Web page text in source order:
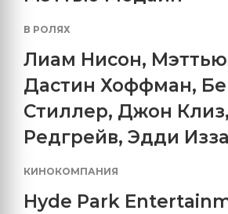
В РОЛЯХ
Лиам Нисон,
Дастин Хоффман,
Стиллер, Джон Клиз,
Редгрейв, Эдди
КИНОКОМПАНИЯ
Hyde Park